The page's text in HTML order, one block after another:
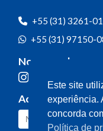
+55 (31) 3261-
+55 (31) 97150-
Nossas redes
Acompanhe o
Este site
experiência.
concorda
Política de